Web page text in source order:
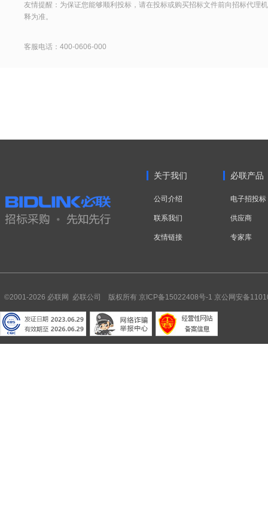
友情提醒：为保证您能够顺利投标，请在投标或购买招标文件前向招标代理
释为准。
客服电话：400-0606-000
关于我们
公司介绍
联系我们
友情链接
必联产品
电子招投标
供应商
专家库
©2001-2026 必联网 必联公司 版权所有 京ICP备15022408号-1 京公网安备